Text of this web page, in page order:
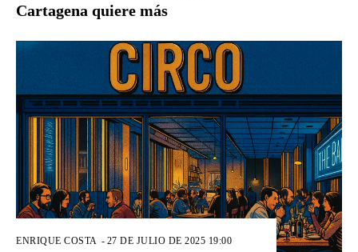
Cartagena quiere más
ENRIQUE COSTA - 27 DE JULIO DE 2025 19:00